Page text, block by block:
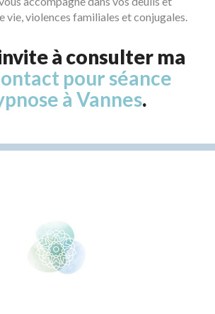
vie, violences familiales et conjugales.
à consulter ma
pour séance
à Vannes.